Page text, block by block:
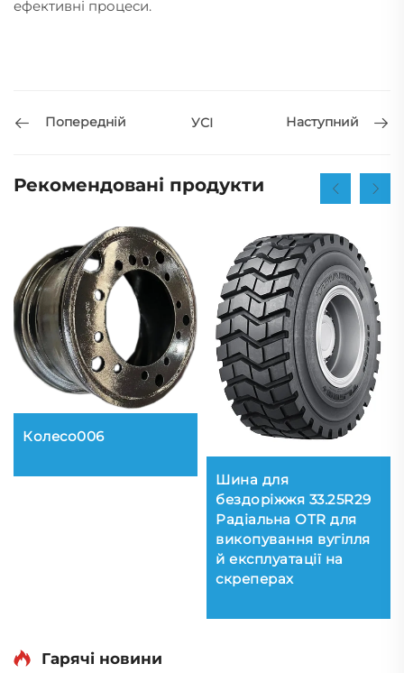
ефективні процеси.
Попередній УСІ Наступний
Рекомендовані продукти
Колесо006
Шина для
бездоріжжя 33.25R29
Радіальна OTR для
викопування вугілля
й експлуатації на
скреперах
Гарячі новини